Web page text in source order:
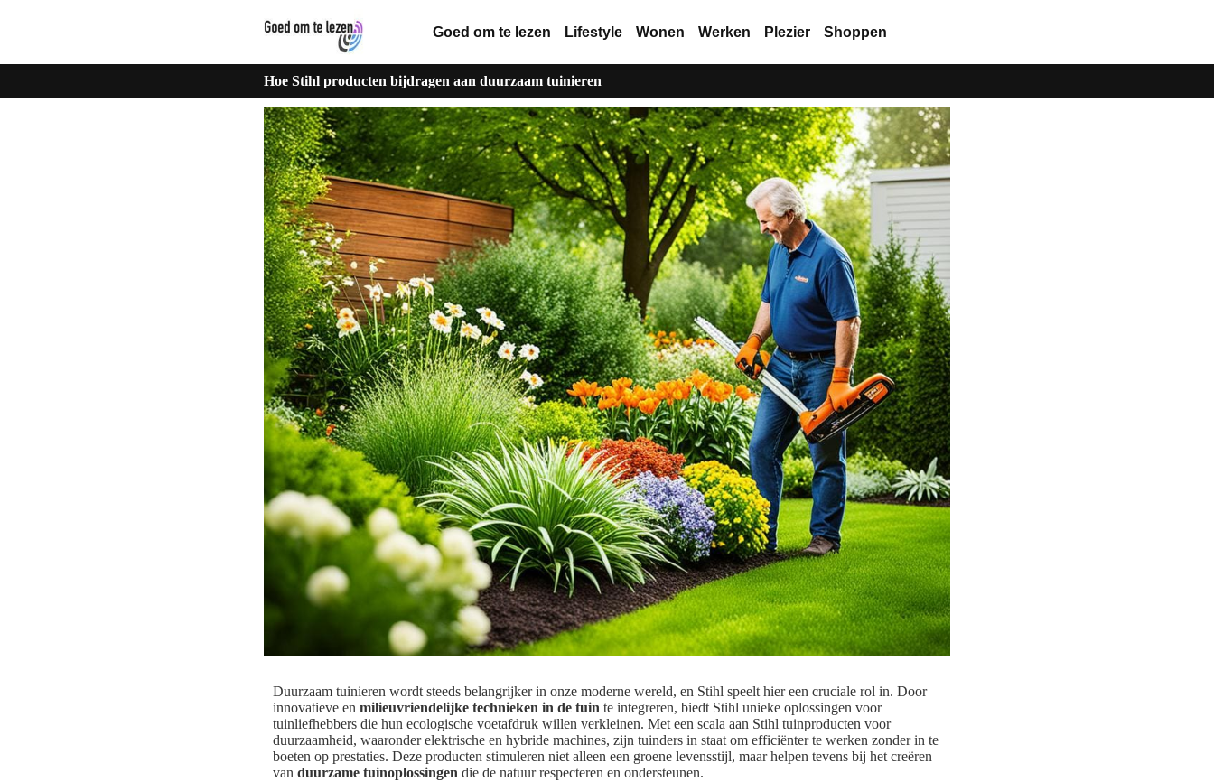
Goed om te lezen Lifestyle Wonen Werken Plezier Shoppen
Hoe Stihl producten bijdragen aan duurzaam tuinieren
Duurzaam tuinieren wordt steeds belangrijker in onze moderne wereld, en Stihl speelt hier een cruciale rol in. Door
innovatieve en milieuvriendelijke technieken in de tuin te integreren, biedt Stihl unieke oplossingen voor
tuinliefhebbers die hun ecologische voetafdruk willen verkleinen. Met een scala aan Stihl tuinproducten voor
duurzaamheid, waaronder elektrische en hybride machines, zijn tuinders in staat om efficiënter te werken zonder in te
boeten op prestaties. Deze producten stimuleren niet alleen een groene levensstijl, maar helpen tevens bij het creëren
van duurzame tuinoplossingen die de natuur respecteren en ondersteunen.